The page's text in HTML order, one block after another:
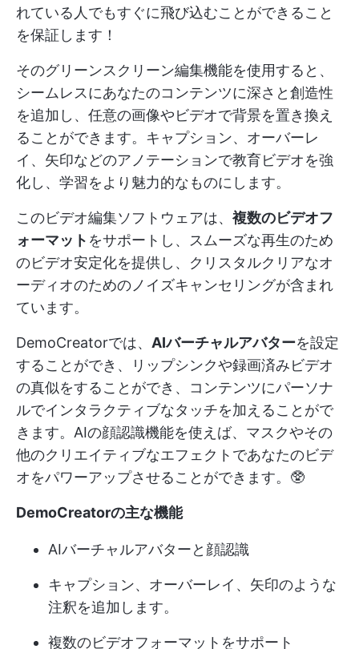
れている人でもすぐに飛び込むことができること
を保証します！
そのグリーンスクリーン編集機能を使用すると、
シームレスにあなたのコンテンツに深さと創造性
を追加し、任意の画像やビデオで背景を置き換え
ることができます。キャプション、オーバーレ
イ、矢印などのアノテーションで教育ビデオを強
化し、学習をより魅力的なものにします。
このビデオ編集ソフトウェアは、 複数のビデオフ
ォーマット をサポートし、スムーズな再生のため
のビデオ安定化を提供し、クリスタルクリアなオ
ーディオのためのノイズキャンセリングが含まれ
ています。
DemoCreatorでは、 AIバーチャルアバターを設定
することができ、リップシンクや録画済みビデオ
の真似をすることができ、コンテンツにパーソナ
ルでインタラクティブなタッチを加えることがで
きます。AIの顔認識機能を使えば、マスクやその
他のクリエイティブなエフェクトであなたのビデ
オをパワーアップさせることができます。🥸
DemoCreatorの主な機能
AIバーチャルアバターと顔認識
キャプション、オーバーレイ、矢印のような
注釈を追加します。
複数のビデオフォーマットをサポート